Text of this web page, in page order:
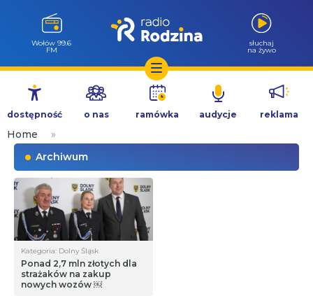
Przejdź
treści
Wołów 99.6
FM
słuchaj
na żywo
dostępność o nas ramówka audycje reklama
Home
»
Archiwum
Kategoria: Dolny Śląsk
Ponad 2,7 mln złotych dla
strażaków na zakup
nowych wozów ￼